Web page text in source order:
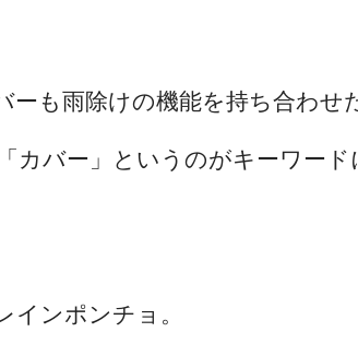
も雨除けの機能を持ち合わせ
カバー」というのがキーワー
ンポンチョ。